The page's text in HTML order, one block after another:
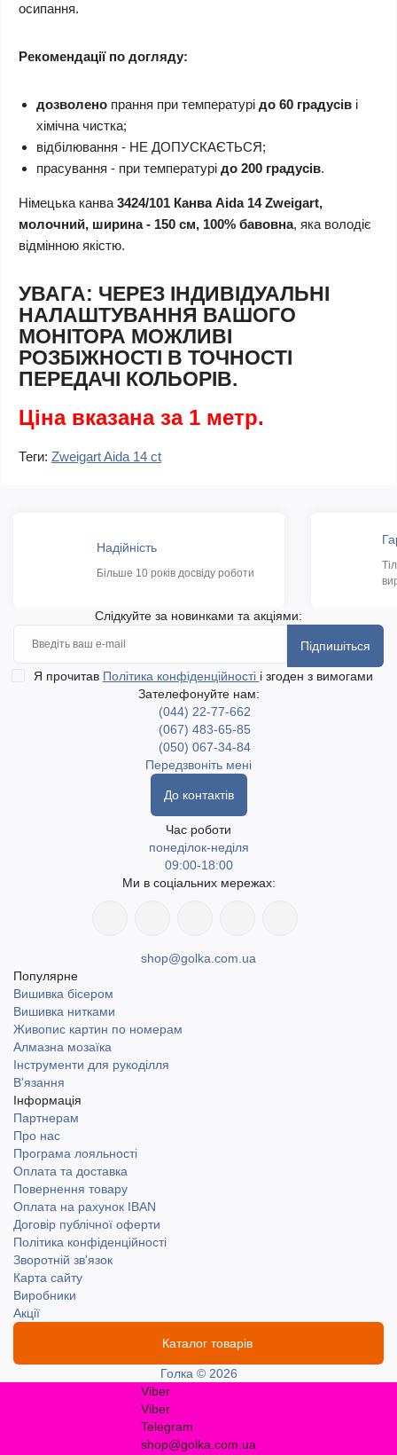
осипання.
Рекомендації по догляду:
дозволено прання при температурі до 60 градусів і
хімічна чистка;
відбілювання - НЕ ДОПУСКАЄТЬСЯ;
прасування - при температурі до 200 градусів.
Німецька канва 3424/101 Канва Aida 14 Zweigart,
молочний, ширина - 150 см, 100% бавовна, яка володіє
відмінною якістю.
УВАГА: ЧЕРЕЗ ІНДИВІДУАЛЬНІ
НАЛАШТУВАННЯ ВАШОГО
МОНІТОРА МОЖЛИВІ
РОЗБІЖНОСТІ В ТОЧНОСТІ
ПЕРЕДАЧІ КОЛЬОРІВ.
Ціна вказана за 1 метр.
Теги: Zweigart Aida 14 ct
Надійність
Більше 10 років досвіду роботи
Слідкуйте за новинками та акціями:
Підпишіться
Я прочитав Політика конфіденційності і згоден з вимогами
Зателефонуйте нам:
(044) 22-77-662
(067) 483-65-85
(050) 067-34-84
Передзвоніть мені
До контактів
Час роботи
понеділок-неділя
09:00-18:00
Ми в соціальних мережах:
shop@golka.com.ua
Популярне
Вишивка бісером
Вишивка нитками
Живопис картин по номерам
Алмазна мозаїка
Інструменти для рукоділля
В'язання
Інформація
Партнерам
Про нас
Програма лояльності
Оплата та доставка
Повернення товару
Оплата на рахунок IBAN
Договір публічної оферти
Політика конфіденційності
Зворотній зв'язок
Карта сайту
Виробники
Акції
Каталог товарів
Голка © 2026
Viber
Viber
Telegram
shop@golka.com.ua